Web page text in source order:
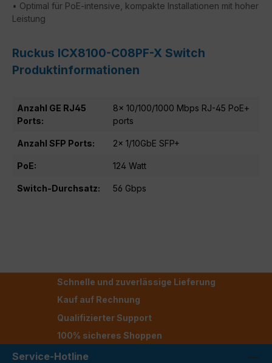
• Optimal für PoE-intensive, kompakte Installationen mit hoher
Leistung
Ruckus ICX8100-C08PF-X Switch
Produktinformationen
Anzahl GE RJ45
Ports:
8× 10/100/1000 Mbps RJ-45 PoE+
ports
Anzahl SFP Ports: 2× 1/10GbE SFP+
PoE: 124 Watt
Switch-Durchsatz: 56 Gbps
Schnelle und zuverlässige Lieferung
Kauf auf Rechnung
Qualifizierter Support
100% sicheres Shoppen
Service-Hotline